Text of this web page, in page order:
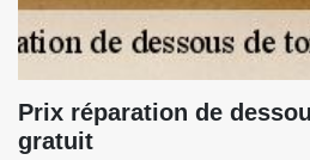
Prix réparation de
gratuit